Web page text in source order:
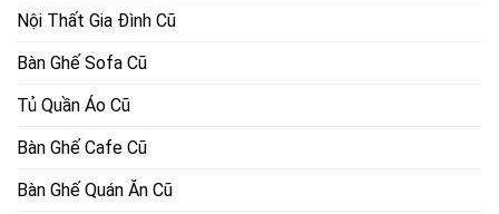
Nội Thất Gia Đình Cũ
Bàn Ghế Sofa Cũ
Tủ Quần Áo Cũ
Bàn Ghế Cafe Cũ
Bàn Ghế Quán Ăn Cũ